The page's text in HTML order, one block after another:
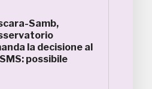
Samb,
la decisione al
possibile